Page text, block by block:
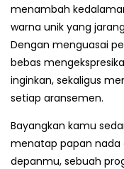
menambah
warna unik yang
Dengan menguasai
bebas
inginkan, sekaligus
setiap aransemen.
Bayangkan kamu
menatap papan nada
depanmu, sebuah